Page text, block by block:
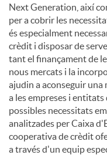
Next Generation, així
per a cobrir les
és especialment
crèdit i disposar de
tant el finançament de
nous mercats i la
ajudin a aconseguir
a les empreses i
possibles necessitats
analitzades per Caixa
cooperativa de crèdit
a través d'un equip